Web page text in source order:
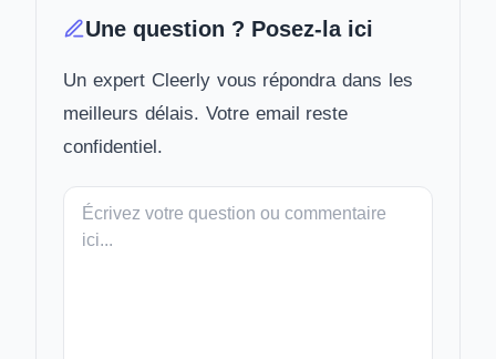
Une question ? Posez-la ici
Un expert Cleerly vous répondra dans les
meilleurs délais. Votre email reste
confidentiel.
Votre
message